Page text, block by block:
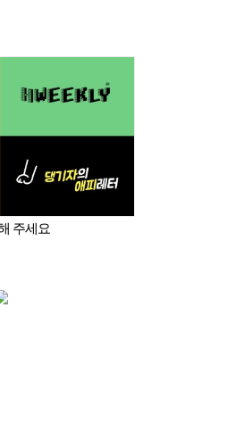
주세요